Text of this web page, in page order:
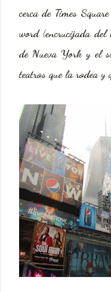
cerca de Times
word (encrucijada
de Nueva York y el
teatros que la rodea y